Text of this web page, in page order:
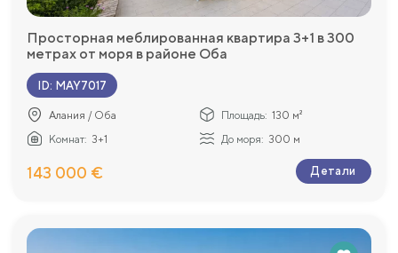
Просторная меблированная квартира 3+1 в 300
метрах от моря в районе Оба
ID: MAY7017
Алания / Оба Площадь: 130 м²
Комнат: 3+1 До моря: 300 м
143 000 € Детали